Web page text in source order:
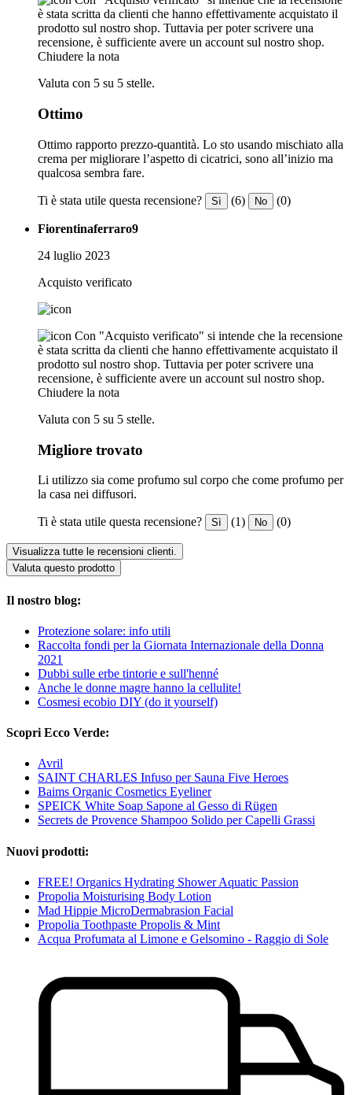
è stata scritta da clienti che hanno effettivamente acquistato il
prodotto sul nostro shop. Tuttavia per poter scrivere una
recensione, è sufficiente avere un account sul nostro shop.
Chiudere la nota
Valuta con 5 su 5 stelle.
Ottimo
Ottimo rapporto prezzo-quantità. Lo sto usando mischiato alla
crema per migliorare l’aspetto di cicatrici, sono all’inizio ma
qualcosa sembra fare.
Ti è stata utile questa recensione? Sì (6) No (0)
Fiorentinaferraro9
24 luglio 2023
Acquisto verificato
Con "Acquisto verificato" si intende che la recensione
è stata scritta da clienti che hanno effettivamente acquistato il
prodotto sul nostro shop. Tuttavia per poter scrivere una
recensione, è sufficiente avere un account sul nostro shop.
Chiudere la nota
Valuta con 5 su 5 stelle.
Migliore trovato
Li utilizzo sia come profumo sul corpo che come profumo per
la casa nei diffusori.
Ti è stata utile questa recensione? Sì (1) No (0)
Visualizza tutte le recensioni clienti.
Valuta questo prodotto
Il nostro blog:
Protezione solare: info utili
Raccolta fondi per la Giornata Internazionale della Donna
2021
Dubbi sulle erbe tintorie e sull'henné
Anche le donne magre hanno la cellulite!
Cosmesi ecobio DIY (do it yourself)
Scopri Ecco Verde:
Avril
SAINT CHARLES Infuso per Sauna Five Heroes
Baims Organic Cosmetics Eyeliner
SPEICK White Soap Sapone al Gesso di Rügen
Secrets de Provence Shampoo Solido per Capelli Grassi
Nuovi prodotti:
FREE! Organics Hydrating Shower Aquatic Passion
Propolia Moisturising Body Lotion
Mad Hippie MicroDermabrasion Facial
Propolia Toothpaste Propolis & Mint
Acqua Profumata al Limone e Gelsomino - Raggio di Sole